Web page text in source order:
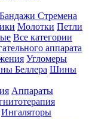
Бандажи Стремена
Молотки Петли
Все категории
аппарата
Угломеры
Беллера Шины
Аппараты
Ингаляторы